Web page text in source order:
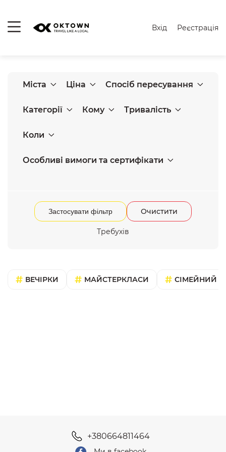
Вхід Реєстрація
Міста Ціна Спосіб пересування
Категорії Кому Тривалість
Коли
Особливі вимоги та сертифікати
Застосувати фільтр Очистити
Требухів
ВЕЧІРКИ МАЙСТЕРКЛАСИ СІМЕЙНИЙ
+380664811464